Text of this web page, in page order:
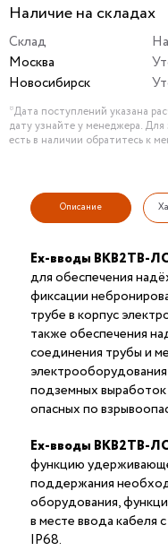
Наличие на складах
Склад
Москва
Новосибирск
*Дата поступлений указана
дату узнайте у менеджера. Для
есть в наличии обратитесь к
Описание
Ex-вводы ВКВ2ТВ-
для обеспечения
фиксации
трубе в корпус
также обеспечения
соединения трубы и
подземных
опасных по
Ex-вводы ВКВ2ТВ-
функцию
поддержания
оборудования,
в месте ввода кабеля
IP68.